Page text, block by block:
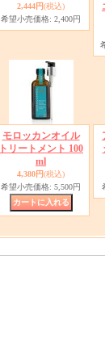
2,444円(税込)
希望小売価格: 2,400円
モロッカンオイル
トリートメント 100
ml
4,380円(税込)
希望小売価格: 5,500円